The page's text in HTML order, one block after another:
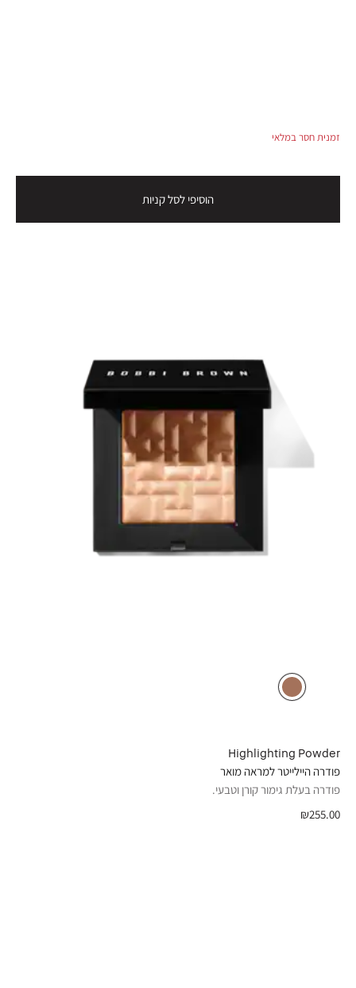
זמנית חסר במלאי
הוסיפי לסל קניות
Highlighting Powder
פודרה היילייטר למראה מואר
פודרה בעלת גימור קורן וטבעי.
₪255.00